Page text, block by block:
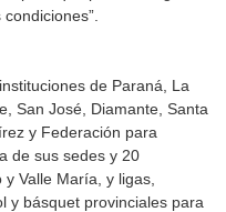
de Paraná, La
San José, Diamante, Santa
y Federación para
de sus sedes y 20
Valle María, y ligas,
y básquet provinciales para